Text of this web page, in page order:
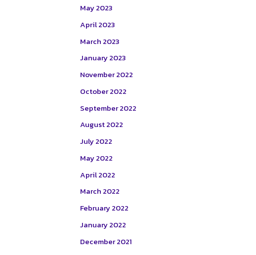
May 2023
April 2023
March 2023
January 2023
November 2022
October 2022
September 2022
August 2022
July 2022
May 2022
April 2022
March 2022
February 2022
January 2022
December 2021